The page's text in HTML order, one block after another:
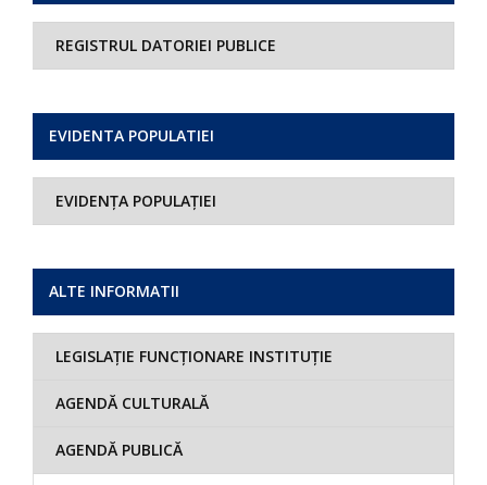
REGISTRUL DATORIEI PUBLICE
EVIDENTA POPULATIEI
EVIDENȚA POPULAȚIEI
ALTE INFORMATII
LEGISLAȚIE FUNCȚIONARE INSTITUȚIE
AGENDĂ CULTURALĂ
AGENDĂ PUBLICĂ